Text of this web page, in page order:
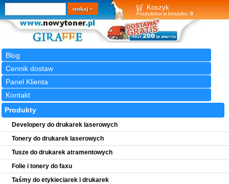
Koszyk
Produktów w koszyku: 0
Blog
Cennik dostaw
Panel Klienta
Kontakt
Wyszukiwarka
szukaj
Produkty
Developery do drukarek laserowych
Tonery do drukarek laserowych
Tusze do drukarek atramentowych
Folie i tonery do faxu
Taśmy do etykieciarek i drukarek